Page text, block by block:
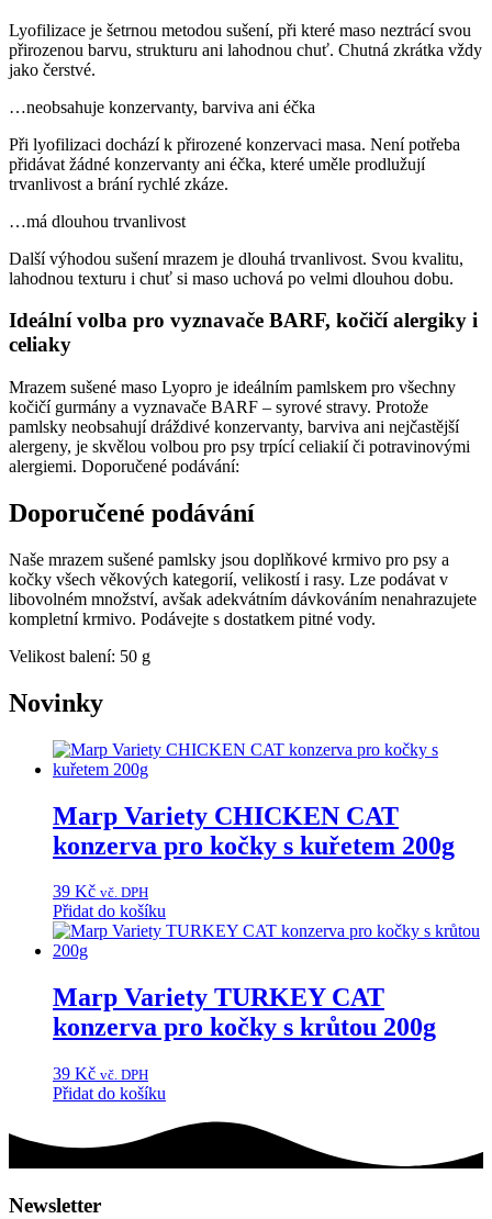
Lyofilizace je šetrnou metodou sušení, při které maso neztrácí svou
přirozenou barvu, strukturu ani lahodnou chuť. Chutná zkrátka vždy
jako čerstvé.
…neobsahuje konzervanty, barviva ani éčka
Při lyofilizaci dochází k přirozené konzervaci masa. Není potřeba
přidávat žádné konzervanty ani éčka, které uměle prodlužují
trvanlivost a brání rychlé zkáze.
…má dlouhou trvanlivost
Další výhodou sušení mrazem je dlouhá trvanlivost. Svou kvalitu,
lahodnou texturu i chuť si maso uchová po velmi dlouhou dobu.
Ideální volba pro vyznavače BARF, kočičí alergiky i
celiaky
Mrazem sušené maso Lyopro je ideálním pamlskem pro všechny
kočičí gurmány a vyznavače BARF – syrové stravy. Protože
pamlsky neobsahují dráždivé konzervanty, barviva ani nejčastější
alergeny, je skvělou volbou pro psy trpící celiakií či potravinovými
alergiemi. Doporučené podávání:
Doporučené podávání
Naše mrazem sušené pamlsky jsou doplňkové krmivo pro psy a
kočky všech věkových kategorií, velikostí i rasy. Lze podávat v
libovolném množství, avšak adekvátním dávkováním nenahrazujete
kompletní krmivo. Podávejte s dostatkem pitné vody.
Velikost balení: 50 g
Novinky
Marp Variety CHICKEN CAT
konzerva pro kočky s kuřetem 200g
39 Kč vč. DPH
Přidat do košíku
Marp Variety TURKEY CAT
konzerva pro kočky s krůtou 200g
39 Kč vč. DPH
Přidat do košíku
Newsletter